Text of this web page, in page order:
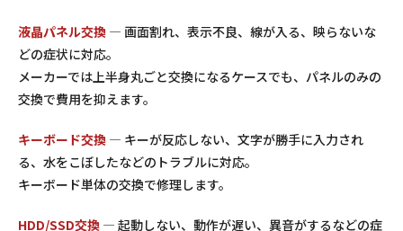
液晶パネル交換 — 画面割れ、表示不良、線が入る、映らないな
どの症状に対応。
メーカーでは上半身丸ごと交換になるケースでも、パネルのみの
交換で費用を抑えます。
キーボード交換 — キーが反応しない、文字が勝手に入力され
る、水をこぼしたなどのトラブルに対応。
キーボード単体の交換で修理します。
HDD/SSD交換 — 起動しない、動作が遅い、異音がするなどの症